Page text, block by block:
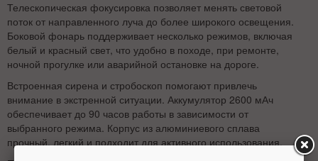
Телескопическая фокусировка позволяет менять световой
поток от направленного луча до более широкого освещения.
Боковой фонарь поддерживает несколько режимов, включая
белый и красный свет, что удобно в походе, при ремонте,
ночной прогулке или аварийной остановке на дороге.
Встроенная сирена и стробоскоп помогают привлечь
внимание в экстренной ситуации. Аккумулятор 2600 мАч
обеспечивает до 90 часов работы в зависимости от
выбранного режима. Корпус из алюминиевого сплава
прочный, легкий и подходит для активного использования.